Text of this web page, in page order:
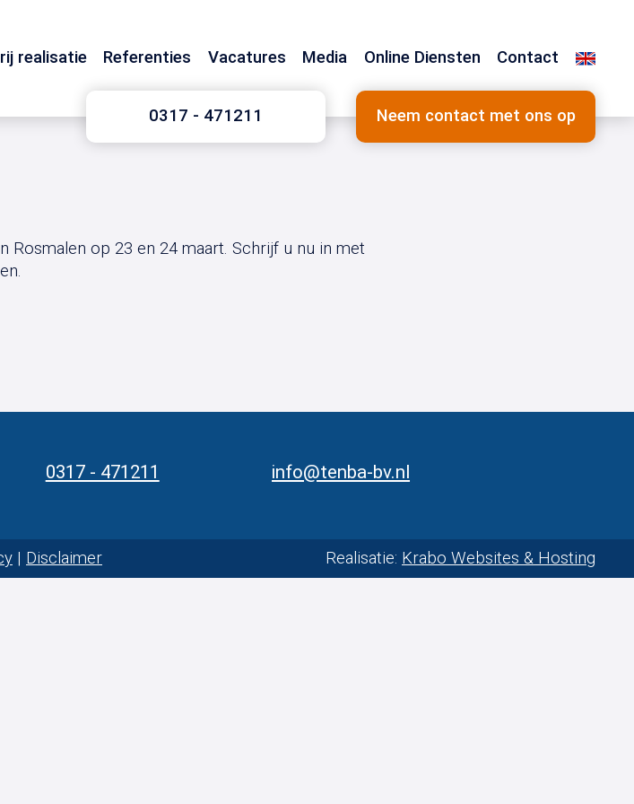
realisatie Referenties Vacatures Media Online Diensten Contact
0317 - 471211
Neem contact met ons op
op 23 en 24 maart. Schrijf u nu in met
0317 - 471211 info@tenba-bv.nl
| Disclaimer Realisatie: Krabo Websites & Hosting